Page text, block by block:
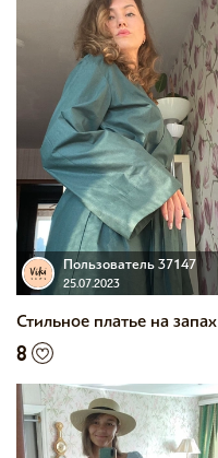
Пользователь 37147
25.07.2023
Стильное платье на запах
8